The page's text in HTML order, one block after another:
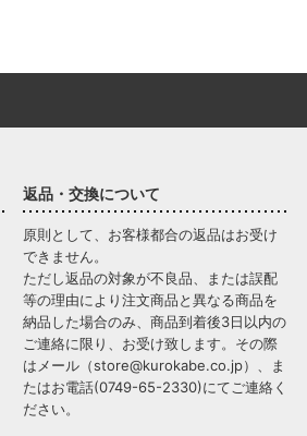
返品・交換について
原則として、お客様都合の返品はお受け
できません。
ただし返品の対象が不良品、または誤配
等の理由により注文商品と異なる商品を
納品した場合のみ、商品到着後3日以内の
ご連絡に限り、お受け致します。その際
はメール（store@kurokabe.co.jp）、ま
たはお電話(0749-65-2330)にてご連絡く
ださい。